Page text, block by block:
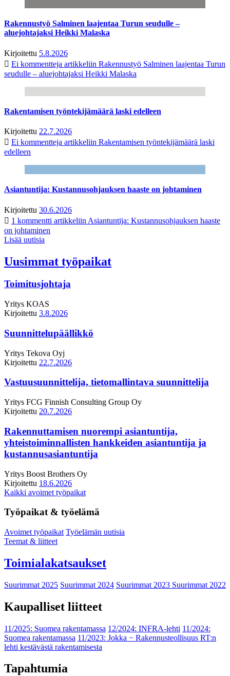
Rakennustyö Salminen laajentaa Turun seudulle –
aluejohtajaksi Heikki Malaska
Kirjoitettu 5.8.2026
Ei kommentteja artikkeliin Rakennustyö Salminen laajentaa Turun
seudulle – aluejohtajaksi Heikki Malaska
Rakentamisen työntekijämäärä laski edelleen
Kirjoitettu 22.7.2026
Ei kommentteja artikkeliin Rakentamisen työntekijämäärä laski
edelleen
Asiantuntija: Kustannusohjauksen haaste on johtaminen
Kirjoitettu 30.6.2026
1 kommentti artikkeliin Asiantuntija: Kustannusohjauksen haaste
on johtaminen
Lisää uutisia
Uusimmat työpaikat
Toimitusjohtaja
Yritys KOAS
Kirjoitettu 3.8.2026
Suunnittelupäällikkö
Yritys Tekova Oyj
Kirjoitettu 22.7.2026
Vastuusuunnittelija, tietomallintava suunnittelija
Yritys FCG Finnish Consulting Group Oy
Kirjoitettu 20.7.2026
Rakennuttamisen nuorempi asiantuntija,
yhteistoiminnallisten hankkeiden asiantuntija ja
kustannusasiantuntija
Yritys Boost Brothers Oy
Kirjoitettu 18.6.2026
Kaikki avoimet työpaikat
Työpaikat & työelämä
Avoimet työpaikat Työelämän uutisia
Teemat & liitteet
Toimialakatsaukset
Suurimmat 2025 Suurimmat 2024 Suurimmat 2023 Suurimmat 2022
Kaupalliset liitteet
11/2025: Suomea rakentamassa 12/2024: INFRA-lehti 11/2024:
Suomea rakentamassa 11/2023: Jokka − Rakennusteollisuus RT:n
lehti kestävästä rakentamisesta
Tapahtumia